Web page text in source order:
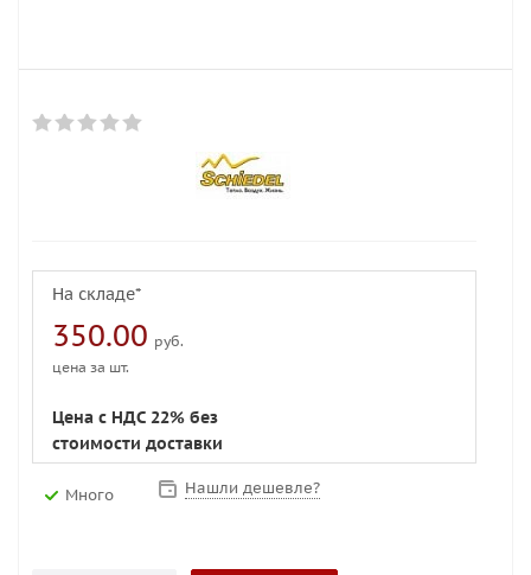
На складе*
350.00 руб.
цена за шт.
Цена с НДС 22% без
стоимости доставки
Много Нашли дешевле?